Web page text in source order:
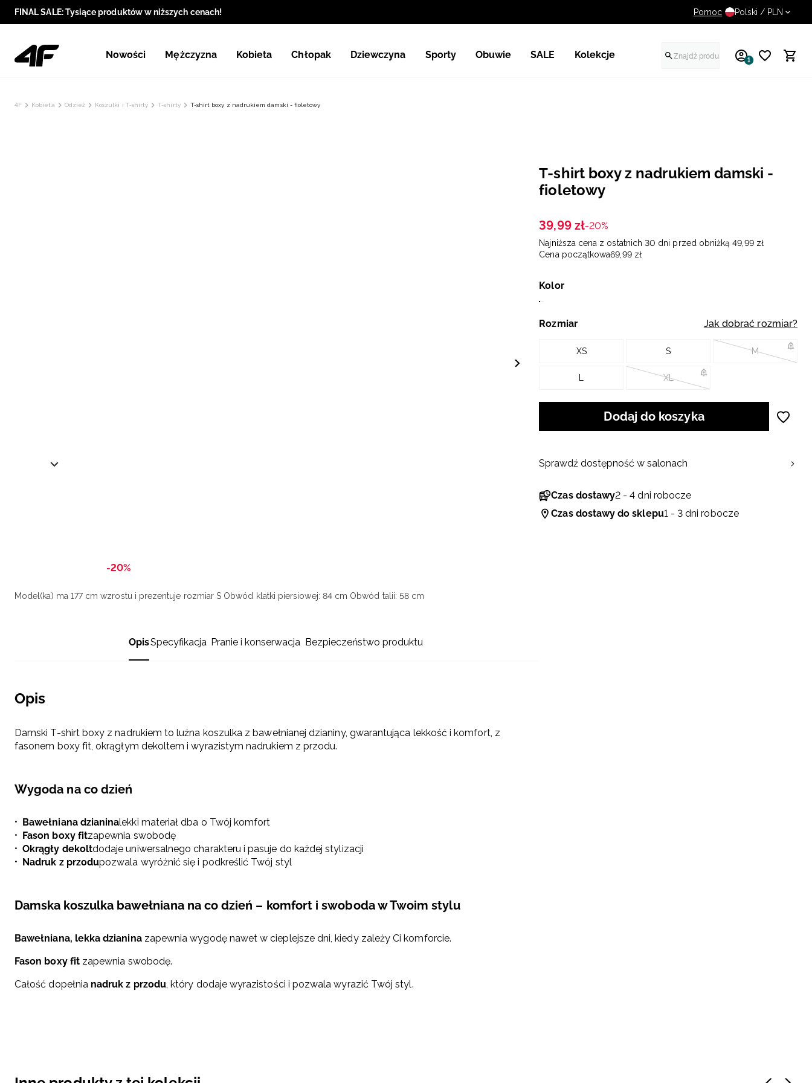
FINAL SALE: Tysiące produktów w niższych cenach! UWAGA NA FAŁSZYWE
Pomoc Polski / PLN
Nowości Mężczyzna Kobieta Chłopak Dziewczyna Sporty Obuwie SALE Kolekcje 1
4F Kobieta Odzież Koszulki i T-shirty T-shirty T-shirt boxy z nadrukiem damski - fioletowy
-20%
Model(ka) ma 177 cm wzrostu i prezentuje rozmiar S Obwód klatki piersiowej: 84 cm Obwód talii: 58 cm
OpisSpecyfikacja Pranie i konserwacja Bezpieczeństwo produktu
Opis
Damski T-shirt boxy z nadrukiem to luźna koszulka z bawełnianej dzianiny, gwarantująca lekkość i komfort, z
fasonem boxy fit, okrągłym dekoltem i wyrazistym nadrukiem z przodu.
Wygoda na co dzień
Bawełniana dzianinalekki materiał dba o Twój komfort
Fason boxy fitzapewnia swobodę
Okrągły dekoltdodaje uniwersalnego charakteru i pasuje do każdej stylizacji
Nadruk z przodupozwala wyróżnić się i podkreślić Twój styl
Damska koszulka bawełniana na co dzień – komfort i swoboda w Twoim stylu
Bawełniana, lekka dzianinazapewnia wygodę nawet w cieplejsze dni, kiedy zależy Ci komforcie.
Fason boxy fitzapewnia swobodę.
Całość dopełnia nadruk z przodu, który dodaje wyrazistości i pozwala wyrazić Twój styl.
T-shirt boxy z nadrukiem damski -
fioletowy
39,99 zł-20%
Najniższa cena z ostatnich 30 dni przed obniżką 49 99 zł
Cena początkowa69 99 zł
Kolor
Rozmiar Jak dobrać rozmiar?
XS S M
XL
Dodaj do koszyka
Czas dostawy2 - 4 dni robocze
Czas dostawy do sklepu1 - 3 dni robocze
Sprawdź dostępność w salonach